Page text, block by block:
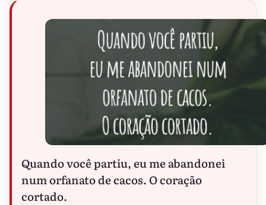
Quando você partiu, eu me abandonei
num orfanato de cacos. O coração
cortado.